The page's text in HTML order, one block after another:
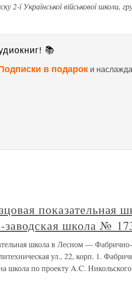
2-ї Української військової школи,
📚
в подарок и
показательная
школа №
школа в Лесном —
ул., 22, корп. 1.
школа по проекту A.C.